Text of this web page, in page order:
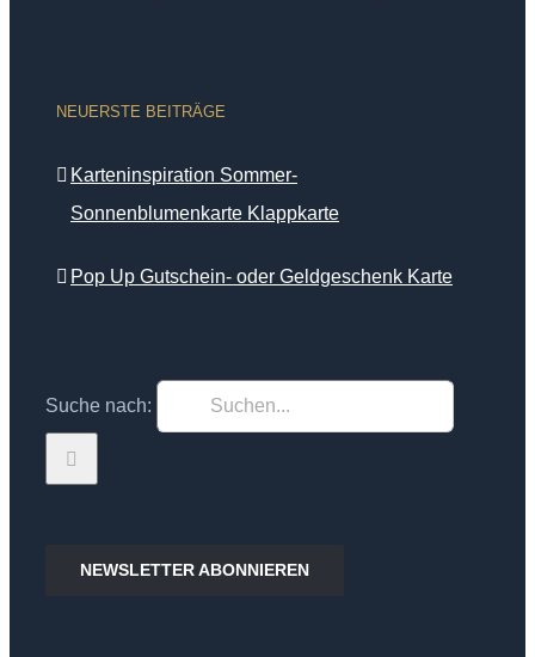
NEUERSTE BEITRÄGE
Karteninspiration Sommer-
Sonnenblumenkarte Klappkarte
Pop Up Gutschein- oder Geldgeschenk Karte
Suche nach:
NEWSLETTER ABONNIEREN